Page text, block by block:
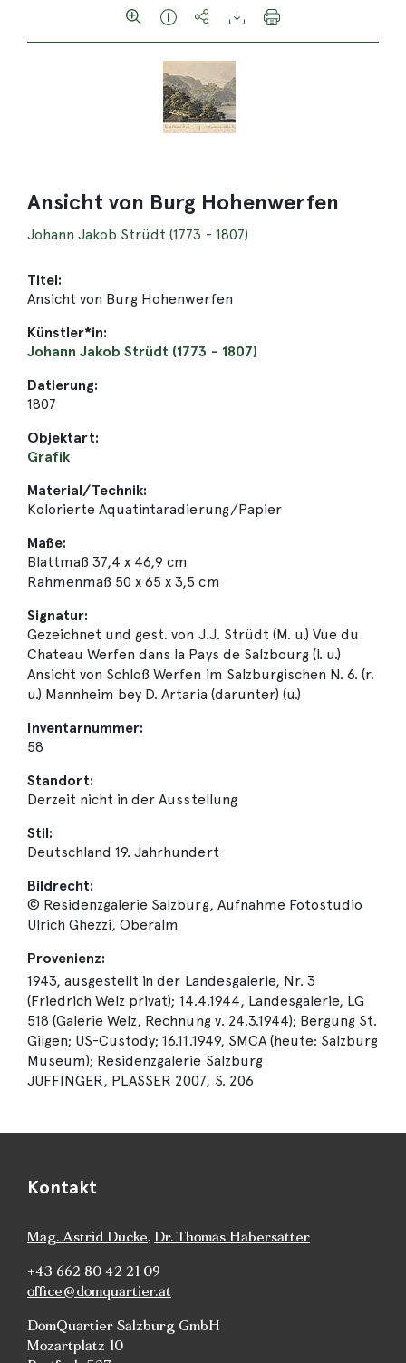
Ansicht von Burg Hohenwerfen
Johann Jakob Strüdt (1773 - 1807)
Titel:
Ansicht von Burg Hohenwerfen
Künstler*in:
Johann Jakob Strüdt (1773 - 1807)
Datierung:
1807
Objektart:
Grafik
Material/Technik:
Kolorierte Aquatintaradierung/Papier
Maße:
Blattmaß 37,4 x 46,9 cm
Rahmenmaß 50 x 65 x 3,5 cm
Signatur:
Gezeichnet und gest. von J.J. Strüdt (M. u.) Vue du
Chateau Werfen dans la Pays de Salzbourg (l. u.)
Ansicht von Schloß Werfen im Salzburgischen N. 6. (r.
u.) Mannheim bey D. Artaria (darunter) (u.)
Inventarnummer:
58
Standort:
Derzeit nicht in der Ausstellung
Stil:
Deutschland 19. Jahrhundert
Bildrecht:
© Residenzgalerie Salzburg, Aufnahme Fotostudio
Ulrich Ghezzi, Oberalm
Provenienz:
1943, ausgestellt in der Landesgalerie, Nr. 3
(Friedrich Welz privat); 14.4.1944, Landesgalerie, LG
518 (Galerie Welz, Rechnung v. 24.3.1944); Bergung St.
Gilgen; US-Custody; 16.11.1949, SMCA (heute: Salzburg
Museum); Residenzgalerie Salzburg
JUFFINGER, PLASSER 2007, S. 206
Kontakt
Mag. Astrid Ducke, Dr. Thomas Habersatter
+43 662 80 42 21 09
office@domquartier.at
DomQuartier Salzburg GmbH
Mozartplatz 10